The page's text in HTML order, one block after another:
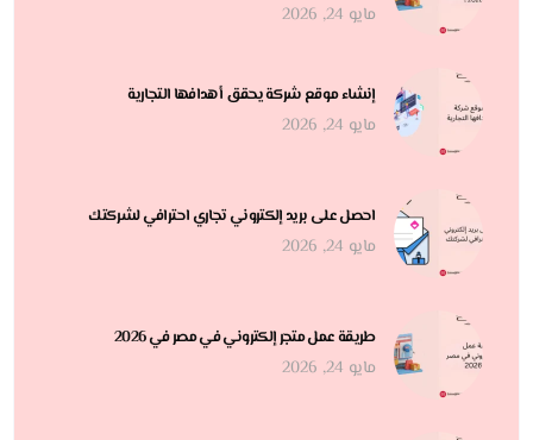
مايو 24, 2026
إنشاء موقع شركة يحقق أهدافها التجارية
مايو 24, 2026
احصل على بريد إلكتروني تجاري احترافي لشركتك
مايو 24, 2026
طريقة عمل متجر إلكتروني في مصر في 2026
مايو 24, 2026